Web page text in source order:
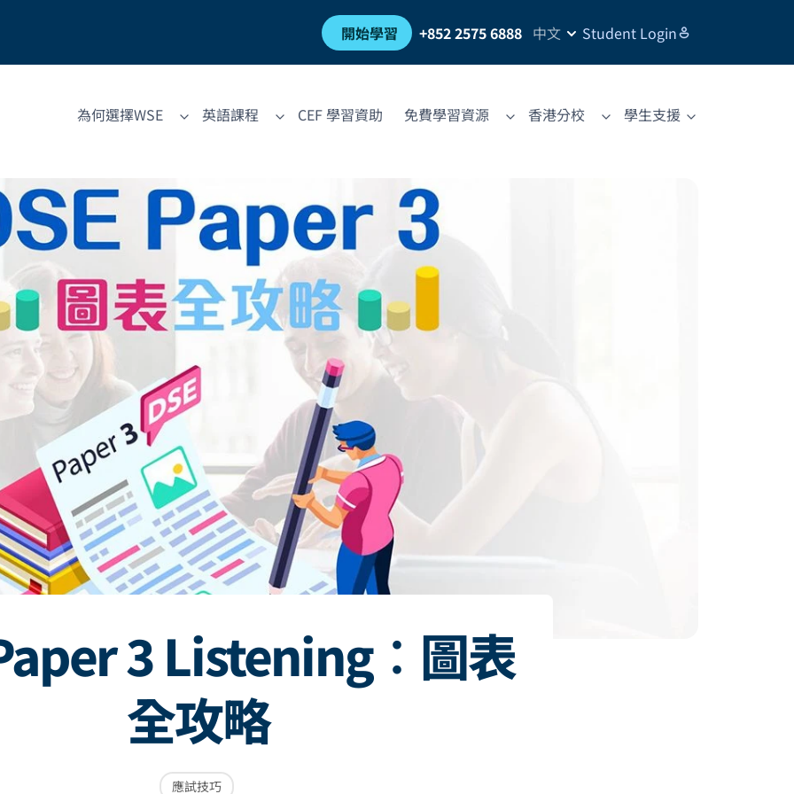
開始學習 +852 2575 6888 中文 Student Login
為何選擇WSE 英語課程 CEF 學習資助 免費學習資源 香港分校 學生支援
3 Listening︰圖表
全攻略
應試技巧